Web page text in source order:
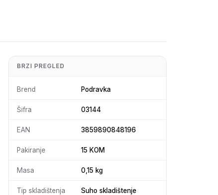
BRZI PREGLED
Brend Podravka
Šifra 03144
EAN 3859890848196
Pakiranje 15 KOM
Masa 0,15 kg
Tip skladištenja Suho skladištenje